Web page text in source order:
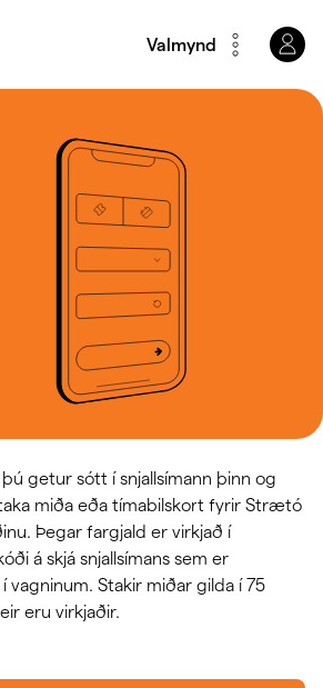
Valmynd
getur sótt í snjallsímann þinn og
miða eða tímabilskort fyrir Strætó
Þegar fargjald er virkjað í
á skjá snjallsímans sem er
vagninum. Stakir miðar gilda í 75
eru virkjaðir.